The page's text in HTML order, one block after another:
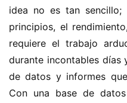
idea no es tan
principios, el
requiere el trabajo
durante incontables días
de datos y informes
Con una base de